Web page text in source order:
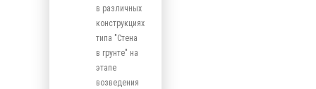
в различных
конструкциях
типа "Стена
в грунте" на
этапе
возведения